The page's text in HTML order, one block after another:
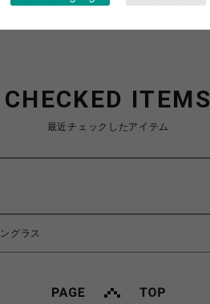
CHECKED ITEMS
最近チェックしたアイテム
グラス